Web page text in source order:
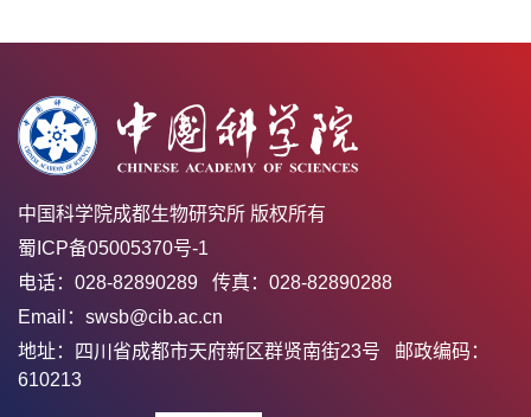
中国科学院成都生物研究所 版权所有
蜀ICP备05005370号-1
电话：028-82890289 传真：028-82890288
Email：swsb@cib.ac.cn
地址：四川省成都市天府新区群贤南街23号 邮政编码：
610213